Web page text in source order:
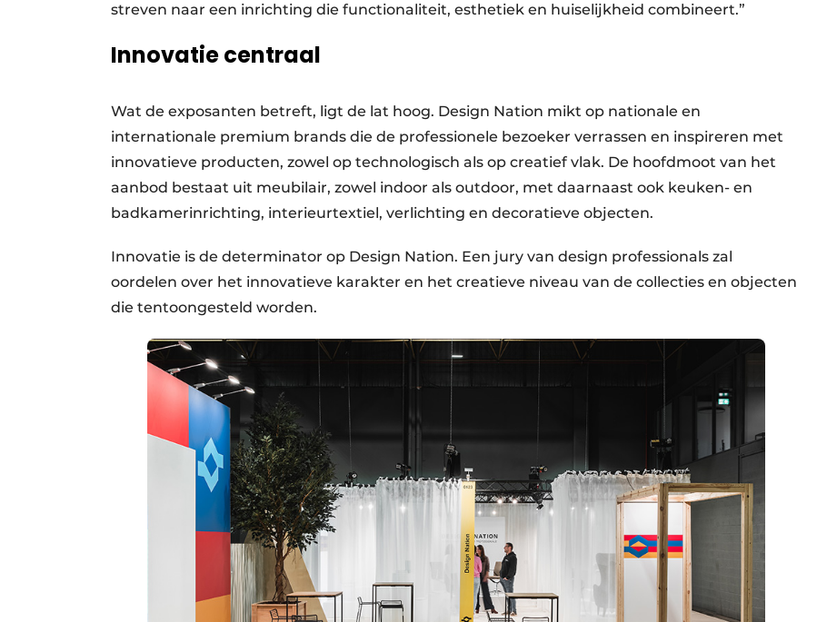
streven naar een inrichting die functionaliteit, esthetiek en huiselijkheid combineert.”
Innovatie centraal
Wat de exposanten betreft, ligt de lat hoog. Design Nation mikt op nationale en
internationale premium brands die de professionele bezoeker verrassen en inspireren met
innovatieve producten, zowel op technologisch als op creatief vlak. De hoofdmoot van het
aanbod bestaat uit meubilair, zowel indoor als outdoor, met daarnaast ook keuken- en
badkamerinrichting, interieurtextiel, verlichting en decoratieve objecten.
Innovatie is de determinator op Design Nation. Een jury van design professionals zal
oordelen over het innovatieve karakter en het creatieve niveau van de collecties en objecten
die tentoongesteld worden.